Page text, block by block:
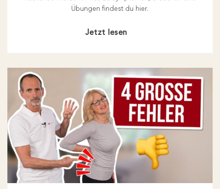
Übungen findest du hier.
Jetzt lesen